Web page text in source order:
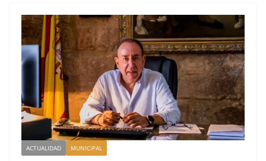
ACTUALIDAD MUNICIPAL